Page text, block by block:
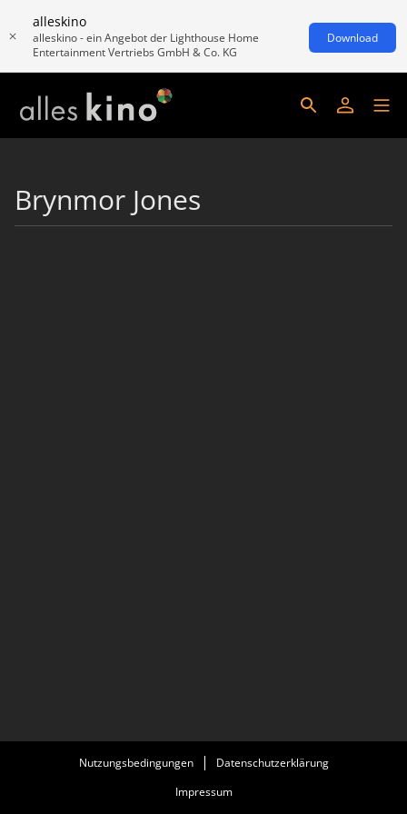
alleskino
alleskino - ein Angebot der Lighthouse Home
Entertainment Vertriebs GmbH & Co. KG
Download
Brynmor Jones
Nutzungsbedingungen
Datenschutzerklärung
Impressum